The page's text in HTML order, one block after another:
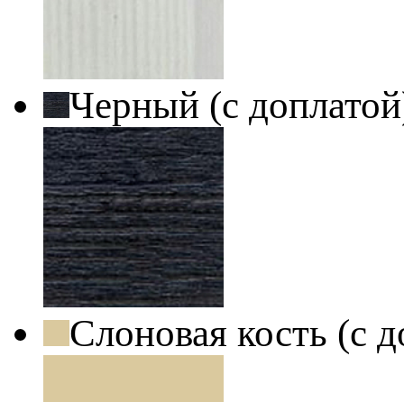
Черный (с
Слоновая кость (с